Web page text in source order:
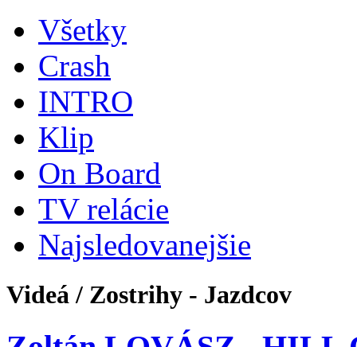
Všetky
Crash
INTRO
Klip
On Board
TV relácie
Najsledovanejšie
Videá / Zostrihy - Jazdcov